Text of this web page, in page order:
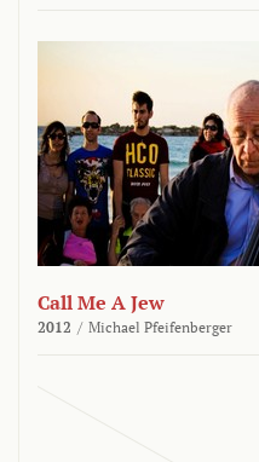
Call Me A Jew
2012 / Michael Pfeifenberger